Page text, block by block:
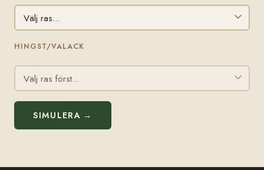
HINGST/VALACK
SIMULERA →